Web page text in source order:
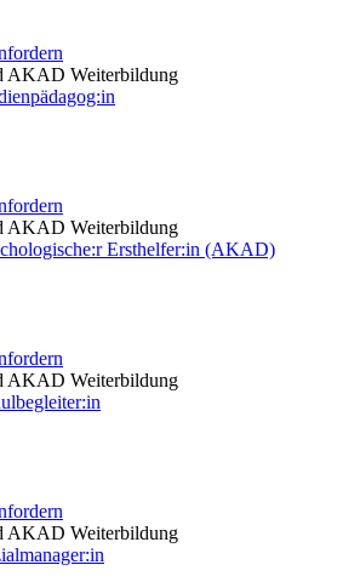
AKAD Weiterbildung
AKAD Weiterbildung
Ersthelfer:in (AKAD)
AKAD Weiterbildung
AKAD Weiterbildung